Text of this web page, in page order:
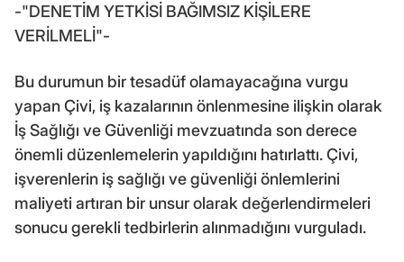
-"DENETİM YETKİSİ BAĞIMSIZ KİŞİLERE
VERİLMELİ"-
Bu durumun bir tesadüf olamayacağına vurgu
yapan Çivi, iş kazalarının önlenmesine ilişkin olarak
İş Sağlığı ve Güvenliği mevzuatında son derece
önemli düzenlemelerin yapıldığını hatırlattı. Çivi,
işverenlerin iş sağlığı ve güvenliği önlemlerini
maliyeti artıran bir unsur olarak değerlendirmeleri
sonucu gerekli tedbirlerin alınmadığını vurguladı.